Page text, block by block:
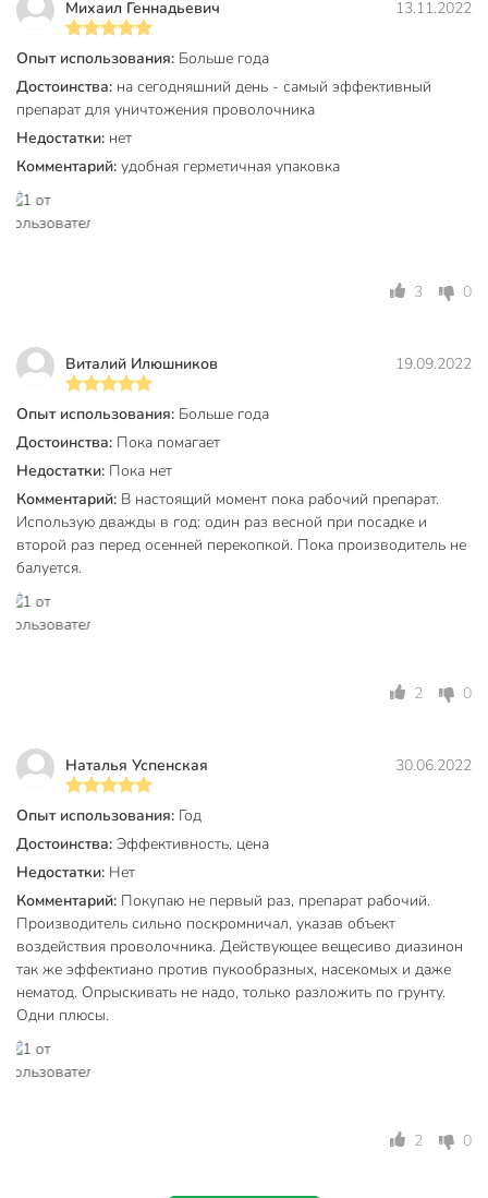
Назначение
от вредителей на
растениях
Вид насекомых
проволочник
Способ обработки
Вес в упаковке
Габариты упаковки
Михаил Геннадьевич 13.11.2022
Опыт использования: Больше года
Достоинства: на сегодняшний день - самый эффективный
препарат для уничтожения проволочника
Недостатки: нет
Комментарий: удобная герметичная упаковка
3 0
Виталий Илюшников 19.09.2022
Опыт использования: Больше года
Достоинства: Пока помагает
Недостатки: Пока нет
Комментарий: В настоящий момент пока рабочий препарат.
Использую дважды в год: один раз весной при посадке и
второй раз перед осенней перекопкой. Пока производитель не
балуется.
2 0
Наталья Успенская 30.06.2022
Опыт использования: Год
Достоинства: Эффективность, цена
Недостатки: Нет
Комментарий: Покупаю не первый раз, препарат рабочий.
Производитель сильно поскромничал, указав объект
воздействия проволочника. Действующее вещесиво диазинон
так же эффектиано против пукообразных, насекомых и даже
нематод. Опрыскивать не надо, только разложить по грунту.
Одни плюсы.
2 0